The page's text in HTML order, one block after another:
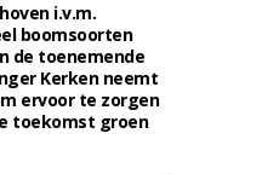
i.v.m.
boomsoorten
de toenemende
Kerken neemt
ervoor te zorgen
toekomst groen